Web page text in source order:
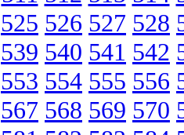
525 526 527 528
539 540 541 542
553 554 555 556
567 568 569 570